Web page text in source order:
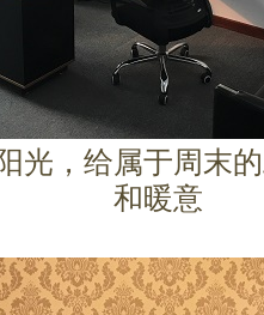
光，给属于周末
和暖意